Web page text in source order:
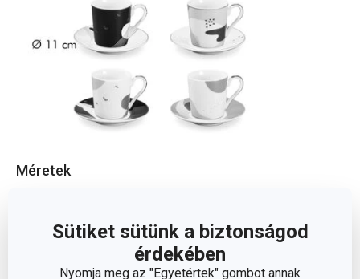
Sütiket sütünk a biztonságod
érdekében
Nyomja meg az "Egyetértek" gombot annak
Méretek